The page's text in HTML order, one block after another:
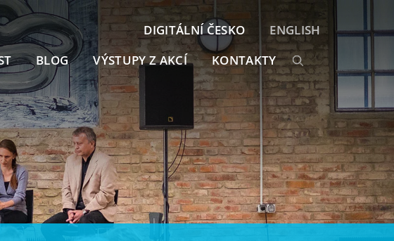
BLOG VÝSTUPY Z AKCÍ KONTAKTY
DIGITÁLNÍ ČESKO ENGLISH